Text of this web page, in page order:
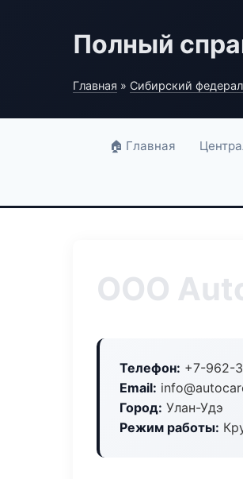
Полный
Главная » Сибирский
🏠 Главная
ООО
Телефон: +7-962-
Email:
Город: Улан-Удэ
Режим работы: